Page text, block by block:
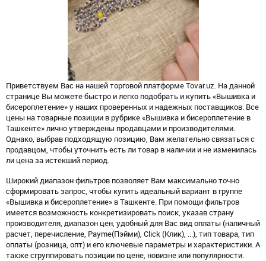
Приветствуем Вас на нашей торговой платформе Tovar.uz. На данной
странице Вы можете быстро и легко подобрать и купить «Вышивка и
бисероплетение» у наших проверенных и надежных поставщиков. Все
цены на товарные позиции в рубрике «Вышивка и бисероплетение в
Ташкенте» лично утверждены продавцами и производителями.
Однако, выбрав подходящую позицию, Вам желательно связаться с
продавцом, чтобы уточнить есть ли товар в наличии и не изменилась
ли цена за истекший период.
Широкий диапазон фильтров позволяет Вам максимально точно
сформировать запрос, чтобы купить идеальный вариант в группе
«Вышивка и бисероплетение» в Ташкенте. При помощи фильтров
имеется возможность конкретизировать поиск, указав страну
производителя, диапазон цен, удобный для Вас вид оплаты (наличный
расчет, перечисление, Payme(Пэйми), Click (Клик), ...), тип товара, тип
оплаты (розница, опт) и его ключевые параметры и характеристики. А
также сгруппировать позиции по цене, новизне или популярности.